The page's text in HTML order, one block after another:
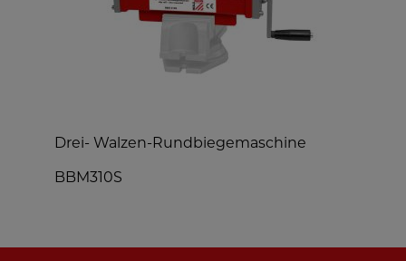
Drei- Walzen-Rundbiegemaschine
BBM310S